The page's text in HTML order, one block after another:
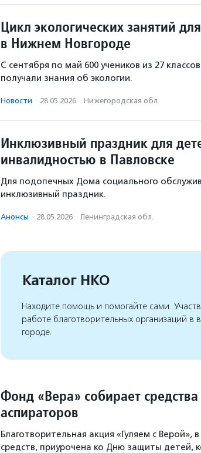
Цикл экологических занятий
в Нижнем Новгороде
С сентября по май 600 учеников из 27
получали знания об экологии.
Новости · 28.05.2026 · Нижегородская обл.
Инклюзивный праздник для
инвалидностью в Павловске
Для подопечных Дома социального
инклюзивный праздник.
Анонсы · 28.05.2026 · Ленинградская обл.
Каталог НКО
Находите помощь и помогайте сами.
работе благотворительных организаций в
городе.
Фонд «Вера» собирает
аспираторов
Благотворительная акция «Гуляем с Верой»,
средств, приурочена ко Дню защиты детей,